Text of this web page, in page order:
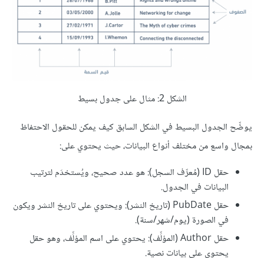
الشكل 2: مثال على جدول بسيط
يوضِّح الجدول البسيط في الشكل السابق كيف يمكن للحقول الاحتفاظ
بمجال واسع من مختلف أنواع البيانات، حيث يحتوي على:
حقل ID (مُعرِّف السجل): هو عدد صحيح، ويُستخدَم لترتيب
البيانات في الجدول.
حقل PubDate (تاريخ النشر): ويحتوي على تاريخ النشر ويكون
في الصورة (يوم/شهر/سنة).
حقل Author (المؤلِّف): يحتوي على اسم المؤلِّف، وهو حقل
يحتوي على بيانات نصية.